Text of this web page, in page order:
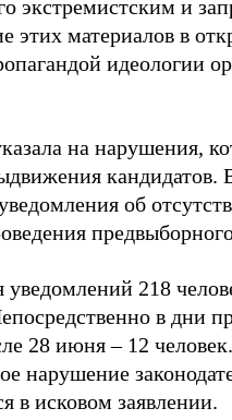
экстремистским и
этих материалов в
идеологии
на нарушения,
кандидатов.
об
218
в дни
28 июня – 12
нарушение
в исковом заявлении.